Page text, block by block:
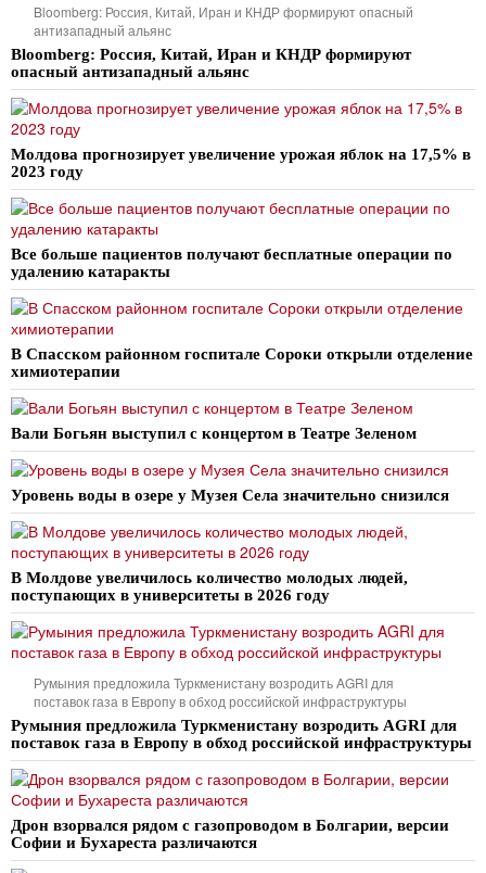
Bloomberg: Россия, Китай, Иран и КНДР формируют опасный
антизападный альянс
Bloomberg: Россия, Китай, Иран и КНДР формируют
опасный антизападный альянс
Молдова прогнозирует увеличение урожая яблок на 17,5% в
2023 году
Все больше пациентов получают бесплатные операции по
удалению катаракты
В Спасском районном госпитале Сороки открыли отделение
химиотерапии
Вали Богьян выступил с концертом в Театре Зеленом
Уровень воды в озере у Музея Села значительно снизился
В Молдове увеличилось количество молодых людей,
поступающих в университеты в 2026 году
Румыния предложила Туркменистану возродить AGRI для
поставок газа в Европу в обход российской инфраструктуры
Румыния предложила Туркменистану возродить AGRI для
поставок газа в Европу в обход российской инфраструктуры
Дрон взорвался рядом с газопроводом в Болгарии, версии
Софии и Бухареста различаются